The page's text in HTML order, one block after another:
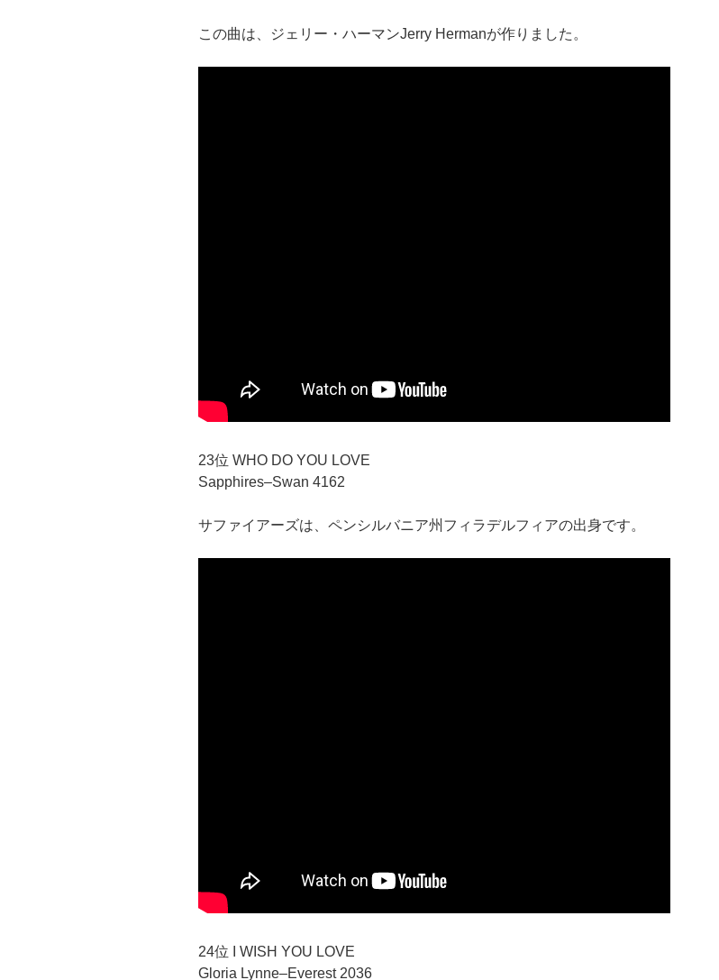
この曲は、ジェリー・ハーマンJerry Hermanが作りました。
23位 WHO DO YOU LOVE
Sapphires–Swan 4162
サファイアーズは、ペンシルバニア州フィラデルフィアの出身です。
24位 I WISH YOU LOVE
Gloria Lynne–Everest 2036